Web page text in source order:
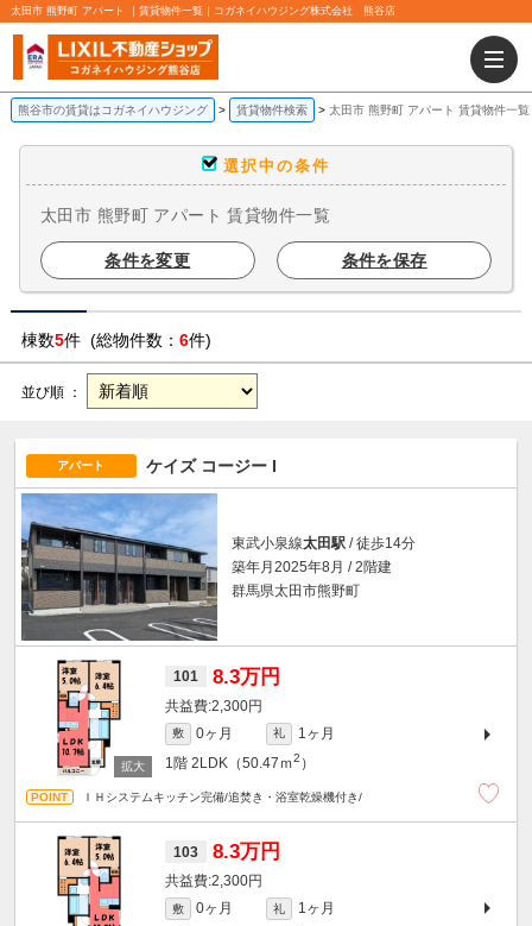
太田市 熊野町 アパート ｜賃貸物件一覧｜コガネイハウジング株式会社 熊谷店
熊谷市の賃貸はコガネイハウジング 賃貸物件検索 太田市 熊野町 アパート 賃貸物件一覧
選択中の条件
太田市 熊野町 アパート 賃貸物件一覧
条件を変更 条件を保存
棟数5件 (総物件数： 6件)
並び順 ：
アパート ケイズ コージー I
東武小泉線太田駅 / 徒歩14分
築年月2025年8月 / 2階建
群馬県太田市熊野町
101 8.3万円
2,300円
敷 0ヶ月 礼
1ヶ月
1階 2LDK（50.47ｍ2 ）
ＩＨシステムキッチン完備/追焚き・浴室乾燥機付き/
103 8.3万円
2,300円
敷 0ヶ月 礼
1ヶ月